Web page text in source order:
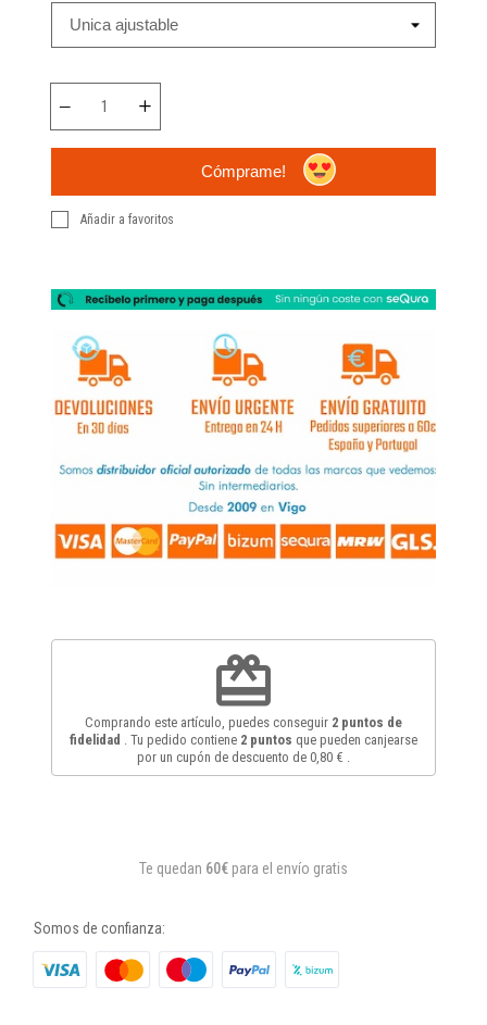
Cómprame!
Añadir a favoritos
redeem
Comprando este artículo, puedes conseguir 2 puntos de
fidelidad
. Tu pedido contiene 2 puntos que pueden canjearse
por un cupón de descuento de 0,80 €
Te quedan 60€ para el envío gratis
Somos de confianza: